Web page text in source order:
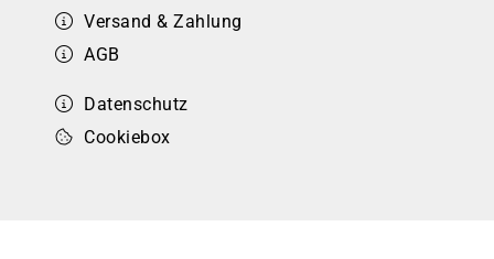
Versand & Zahlung
AGB
Datenschutz
Cookiebox